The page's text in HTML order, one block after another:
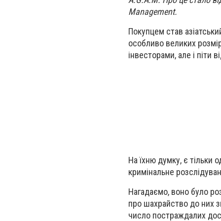
Management.
Покупцем став
особливо великих
інвесторами, але і піти
На їхню думку, є тільки
кримінальне
Нагадаємо, воно було
про шахрайство до них
число постраждалих